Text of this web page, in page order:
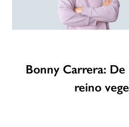
Bonny Carrera:
reino